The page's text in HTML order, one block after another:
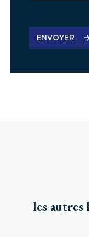
ENVOYER
les